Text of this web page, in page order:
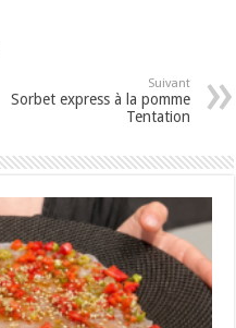
Suivant
Sorbet express à la pomme
Tentation